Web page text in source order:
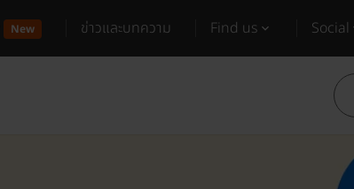
New ข่าวและบทความ Find us Social